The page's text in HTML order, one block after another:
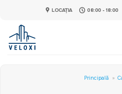
content
LOCAȚIA 08:00 - 18:00
Principală »